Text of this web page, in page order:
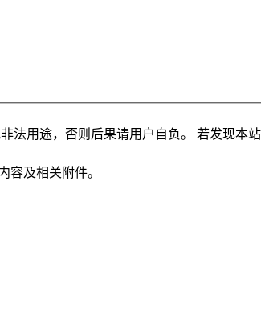
法用途，否则后果请用户自负。 若发现本
容及相关附件。